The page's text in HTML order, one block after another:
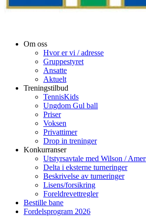
Om oss
Hvor er vi / adresse
Gruppestyret
Ansatte
Aktuelt
Treningstilbud
TennisKids
Ungdom Gul ball
Priser
Voksen
Privattimer
Drop in treninger
Konkurranser
Utstyrsavtale med Wilson /
Delta i eksterne turneringer
Beskrivelse av turneringer
Lisens/forsikring
Foreldrevettregler
Bestille bane
Fordelsprogram 2026